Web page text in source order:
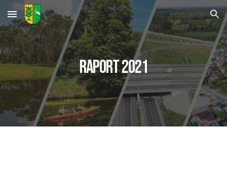
Skip to main content Skip to navigation
Raport 2021